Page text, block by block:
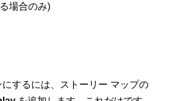
場合のみ)
するには、ストーリー マップの